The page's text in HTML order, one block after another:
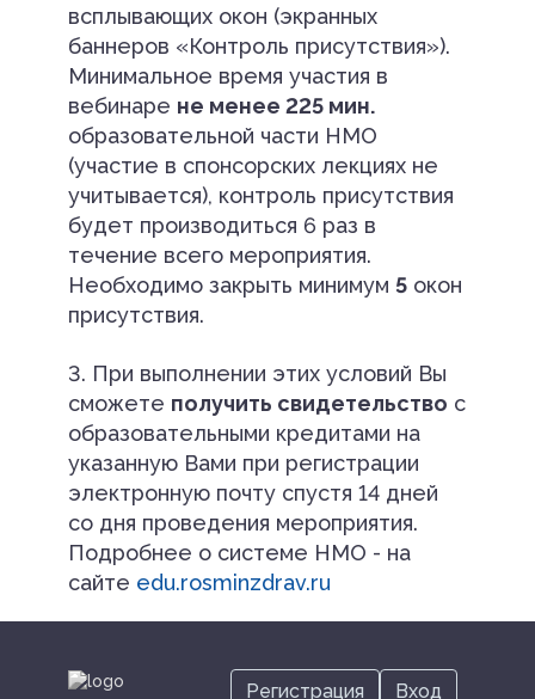
всплывающих окон (экранных
баннеров «Контроль присутствия»).
Минимальное время участия в
вебинаре не менее 225 мин.
образовательной части НМО
(участие в спонсорских лекциях не
учитывается), контроль присутствия
будет производиться 6 раз в
течение всего мероприятия.
Необходимо закрыть минимум 5окон
присутствия.
3. При выполнении этих условий Вы
сможете получить свидетельство с
образовательными кредитами на
указанную Вами при регистрации
электронную почту спустя 14 дней
со дня проведения мероприятия.
Подробнее о системе НМО - на
сайте edu.rosminzdrav.ru
Регистрация Вход